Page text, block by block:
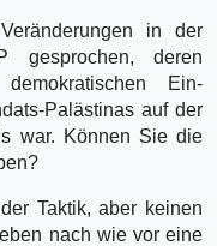
in der
gesprochen, deren
Ein-
Palästinas auf der
war. Können Sie die
Taktik, aber keinen
nach wie vor eine